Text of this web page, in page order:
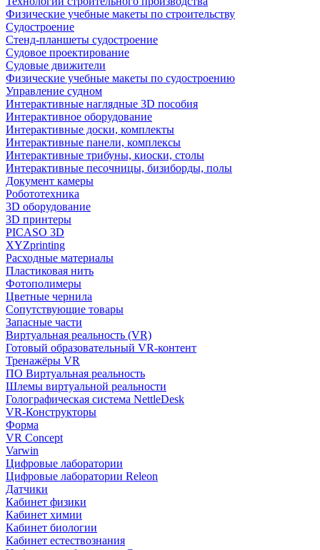
Физические учебные макеты по строительству
Судостроение
Стенд-планшеты судостроение
Судовое проектирование
Судовые движители
Физические учебные макеты по судостроению
Управление судном
Интерактивные наглядные 3D пособия
Интерактивное оборудование
Интерактивные доски, комплекты
Интерактивные панели, комплексы
Интерактивные трибуны, киоски, столы
Интерактивные песочницы, бизиборды, полы
Документ камеры
Робототехника
3D оборудование
3D принтеры
PICASO 3D
XYZprinting
Расходные материалы
Пластиковая нить
Фотополимеры
Цветные чернила
Сопутствующие товары
Запасные части
Виртуальная реальность (VR)
Готовый образовательный VR-контент
Тренажёры VR
ПО Виртуальная реальность
Шлемы виртуальной реальности
Голографическая система NettleDesk
VR-Конструкторы
Форма
VR Concept
Varwin
Цифровые лаборатории
Цифровые лаборатории Releon
Датчики
Кабинет физики
Кабинет химии
Кабинет биологии
Кабинет естествознания